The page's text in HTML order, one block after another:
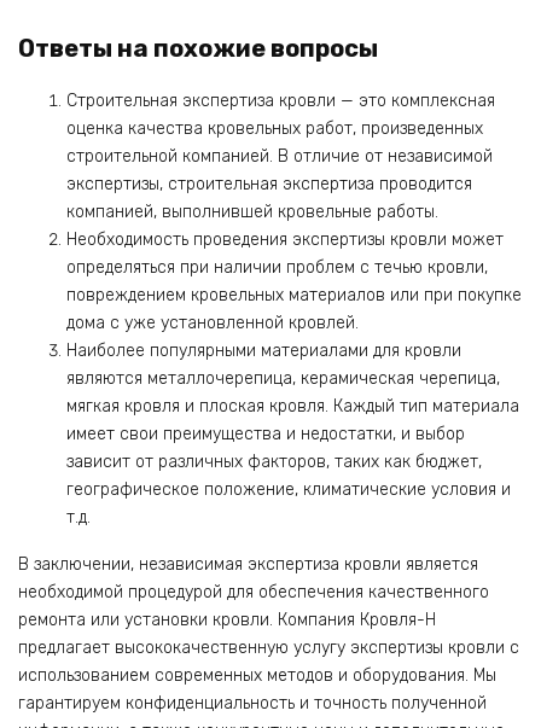
Ответы на похожие вопросы
Строительная экспертиза кровли — это комплексная
оценка качества кровельных работ, произведенных
строительной компанией. В отличие от независимой
экспертизы, строительная экспертиза проводится
компанией, выполнившей кровельные работы.
Необходимость проведения экспертизы кровли может
определяться при наличии проблем с течью кровли,
повреждением кровельных материалов или при покупке
дома с уже установленной кровлей.
Наиболее популярными материалами для кровли
являются металлочерепица, керамическая черепица,
мягкая кровля и плоская кровля. Каждый тип материала
имеет свои преимущества и недостатки, и выбор
зависит от различных факторов, таких как бюджет,
географическое положение, климатические условия и
т.д.
В заключении, независимая экспертиза кровли является
необходимой процедурой для обеспечения качественного
ремонта или установки кровли. Компания Кровля-Н
предлагает высококачественную услугу экспертизы кровли с
использованием современных методов и оборудования. Мы
гарантируем конфиденциальность и точность полученной